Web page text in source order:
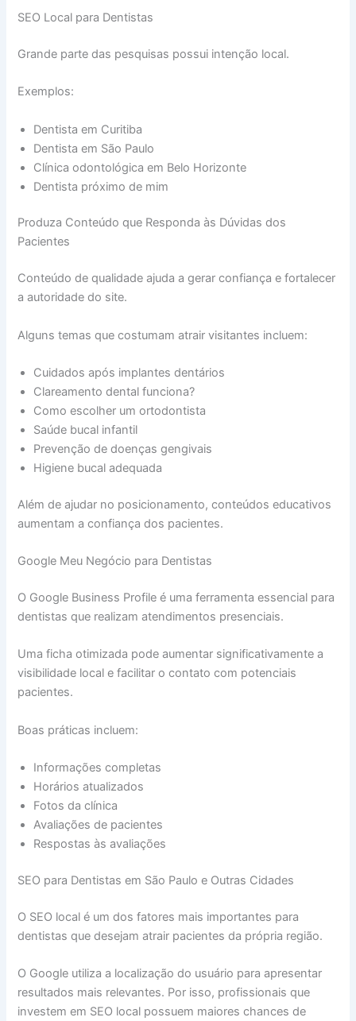
SEO Local para Dentistas
Grande parte das pesquisas possui intenção local.
Exemplos:
Dentista em Curitiba
Dentista em São Paulo
Clínica odontológica em Belo Horizonte
Dentista próximo de mim
Produza Conteúdo que Responda às Dúvidas dos
Pacientes
Conteúdo de qualidade ajuda a gerar confiança e fortalecer
a autoridade do site.
Alguns temas que costumam atrair visitantes incluem:
Cuidados após implantes dentários
Clareamento dental funciona?
Como escolher um ortodontista
Saúde bucal infantil
Prevenção de doenças gengivais
Higiene bucal adequada
Além de ajudar no posicionamento, conteúdos educativos
aumentam a confiança dos pacientes.
Google Meu Negócio para Dentistas
O Google Business Profile é uma ferramenta essencial para
dentistas que realizam atendimentos presenciais.
Uma ficha otimizada pode aumentar significativamente a
visibilidade local e facilitar o contato com potenciais
pacientes.
Boas práticas incluem:
Informações completas
Horários atualizados
Fotos da clínica
Avaliações de pacientes
Respostas às avaliações
SEO para Dentistas em São Paulo e Outras Cidades
O SEO local é um dos fatores mais importantes para
dentistas que desejam atrair pacientes da própria região.
O Google utiliza a localização do usuário para apresentar
resultados mais relevantes. Por isso, profissionais que
investem em SEO local possuem maiores chances de